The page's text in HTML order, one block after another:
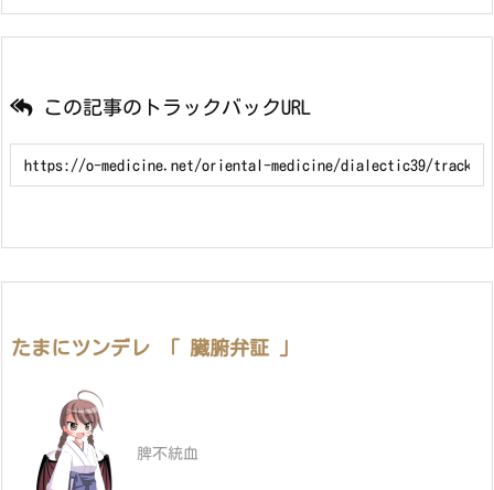
この記事のトラックバックURL
たまにツンデレ 「 臓腑弁証 」
脾不統血